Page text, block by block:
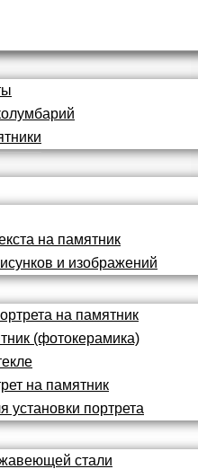
на памятник
и изображений
на памятник
(фотокерамика)
на памятник
установки портрета
стали